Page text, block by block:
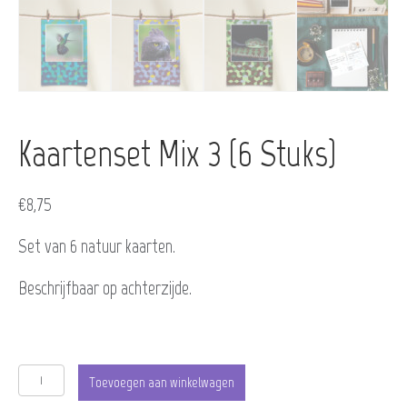
Kaartenset Mix 3 (6 Stuks)
€8,75
Set van 6 natuur kaarten.
Beschrijfbaar op achterzijde.
Kaartenset
Toevoegen aan winkelwagen